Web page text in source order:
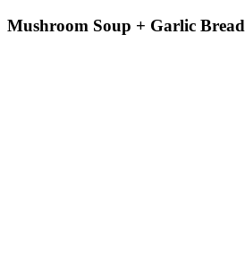
Mushroom Soup + Garlic Bread